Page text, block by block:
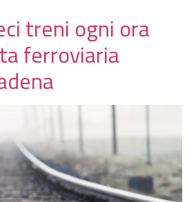
treni ogni ora
ferroviaria